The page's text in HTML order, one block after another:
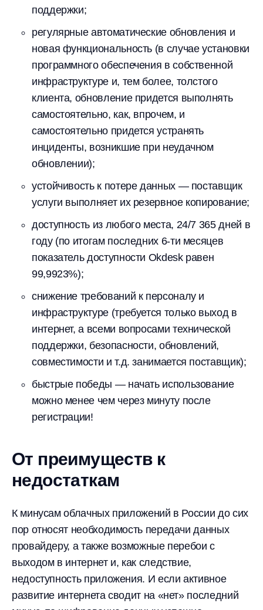
поддержки;
регулярные автоматические обновления и
новая функциональность (в случае установки
программного обеспечения в собственной
инфраструктуре и, тем более, толстого
клиента, обновление придется выполнять
самостоятельно, как, впрочем, и
самостоятельно придется устранять
инциденты, возникшие при неудачном
обновлении);
устойчивость к потере данных — поставщик
услуги выполняет их резервное копирование;
доступность из любого места, 24/7 365 дней в
году (по итогам последних 6-ти месяцев
показатель доступности Okdesk равен
99,9923%);
снижение требований к персоналу и
инфраструктуре (требуется только выход в
интернет, а всеми вопросами технической
поддержки, безопасности, обновлений,
совместимости и т.д. занимается поставщик);
быстрые победы — начать использование
можно менее чем через минуту после
регистрации!
От преимуществ к
недостаткам
К минусам облачных приложений в России до сих
пор относят необходимость передачи данных
провайдеру, а также возможные перебои с
выходом в интернет и, как следствие,
недоступность приложения. И если активное
развитие интернета сводит на «нет» последний